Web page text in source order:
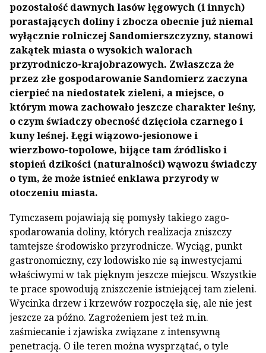
pozostałość dawnych lasów łęgowych (i innych)
porastających doliny i zbo­cza obecnie już niemal
wyłącznie rolniczej Sandomierszczyzny, stanowi
zakątek miasta o wy­sokich walorach
przyrodniczo-krajobrazowych. Zwłaszcza że
przez złe gospodarowanie Sandomierz zaczyna
cierpieć na niedostatek zieleni, a miejsce, o
którym mowa zachowało jeszcze charakter leśny,
o czym świadczy obecność dzięcioła czarnego i
kuny leśnej. Łęgi wiązowo-jesionowe i
wierzbowo-to­polowe, bijące tam źródlisko i
stopień dzikości (naturalności) wąwozu świadczy
o tym, że może istnieć enklawa przyrody w
otoczeniu miasta.
Tymczasem pojawiają się pomysły takiego zago­
spodarowania doliny, których realizacja zniszczy
tamtejsze środowisko przyrodnicze. Wyciąg, punkt
gastronomiczny, czy lodowisko nie są inwestycja­mi
właściwymi w tak pięknym jeszcze miejscu. Wszystkie
te prace spowodują zniszczenie istnieją­cej tam zieleni.
Wycinka drzew i krzewów rozpo­częła się, ale nie jest
jeszcze za późno. Zagrożeniem jest też m.in.
zaśmiecanie i zjawiska związane z in­tensywną
penetracją. O ile teren można wysprzątać, o tyle